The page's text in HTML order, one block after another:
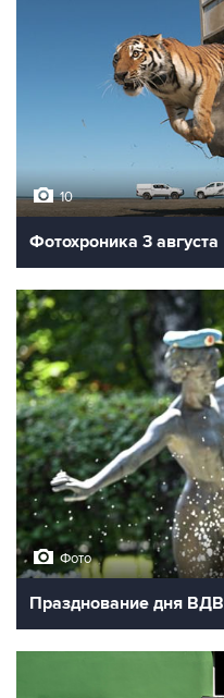
10
Фотохроника 3 августа
Фото
Празднование дня ВДВ